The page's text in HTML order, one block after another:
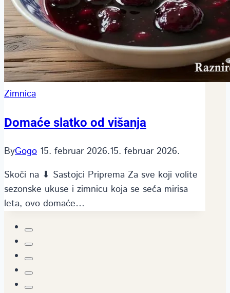
Zimnica
Domaće slatko od višanja
ByGogo 15. februar 2026.15. februar 2026.
Skoči na ⬇ Sastojci Priprema Za sve koji volite
sezonske ukuse i zimnicu koja se seća mirisa
leta, ovo domaće…